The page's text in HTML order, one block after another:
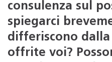
consulenza sul
spiegarci
differiscono dalla
offrite voi?